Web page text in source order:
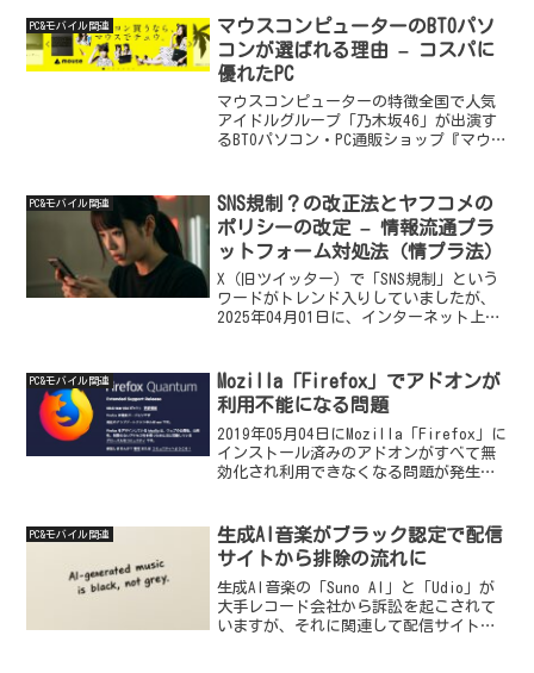
作業をしてい...
PC&モバイル関連
マウスコンピューターのBTOパソ
コンが選ばれる理由 – コスパに
優れたPC
マウスコンピューターの特徴全国で人気
アイドルグループ「乃木坂46」が出演す
るBTOパソコン・PC通販ショップ『マウス
は、よく知らないという人もいると思い
ます。「乃木坂4...
PC&モバイル関連
SNS規制？の改正法とヤフコメの
ポリシーの改定 – 情報流通プラ
ットフォーム対処法（情プラ法）
X（旧ツイッター）で「SNS規制」という
ワードがトレンド入りしていましたが、
2025年04月01日に、インターネット上の
を求める改正法が施行されました。該当
する個人の...
PC&モバイル関連
Mozilla「Firefox」でアドオンが
利用不能になる問題
2019年05月04日にMozilla「Firefox」に
インストール済みのアドオンがすべて無
効化され利用できなくなる問題が発生し
ンマネージャーを開くと「◯◯◯◯は
F...
PC&モバイル関連
生成AI音楽がブラック認定で配信
サイトから排除の流れに
生成AI音楽の「Suno AI」と「Udio」が
大手レコード会社から訴訟を起こされて
いますが、それに関連して配信サイトで